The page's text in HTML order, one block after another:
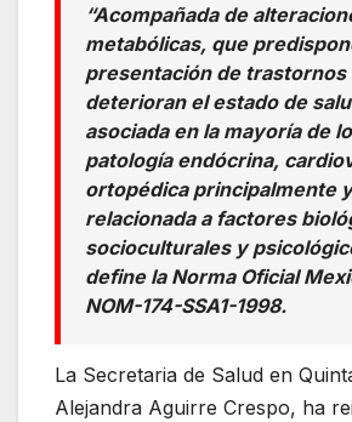
“Acompañada de
metabólicas, que
presentación de trastornos
deterioran el estado de
asociada en la mayoría de
patología endócrina,
ortopédica principalmente y
relacionada a factores
socioculturales y
define la Norma Oficial
NOM-174-SSA1-1998.
La Secretaria de Salud en
Alejandra Aguirre Crespo, ha